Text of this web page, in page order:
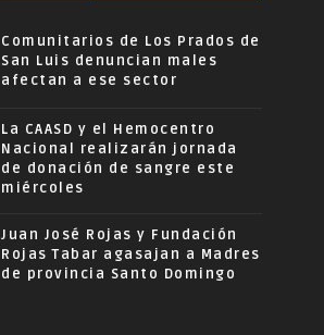
Comunitarios de Los Prados de
San Luis denuncian males
afectan a ese sector
La CAASD y el Hemocentro
Nacional realizarán jornada
de donación de sangre este
miércoles
Juan José Rojas y Fundación
Rojas Tabar agasajan a Madres
de provincia Santo Domingo